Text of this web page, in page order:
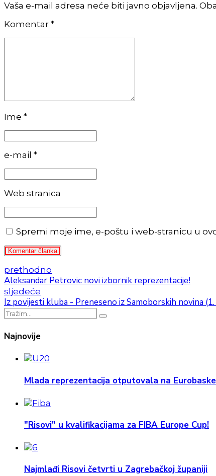
Vaša e-mail adresa neće biti javno objavljena.
Komentar *
Ime *
e-mail *
Web stranica
Spremi moje ime, e-poštu i web-stranicu u
Komentar članka
prethodno
Aleksandar Petrovic novi izbornik reprezentacije!
sljedeće
Iz povijesti kluba - Preneseno iz Samoborskih novina
Najnovije
Mlada reprezentacija otputovala na
"Risovi" u kvalifikacijama za FIBA Europe Cup!
Najmlađi Risovi četvrti u Zagrebačkoj županiji